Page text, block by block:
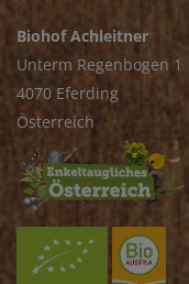
Biohof Achleitner
Unterm Regenbogen 1
4070 Eferding
Österreich